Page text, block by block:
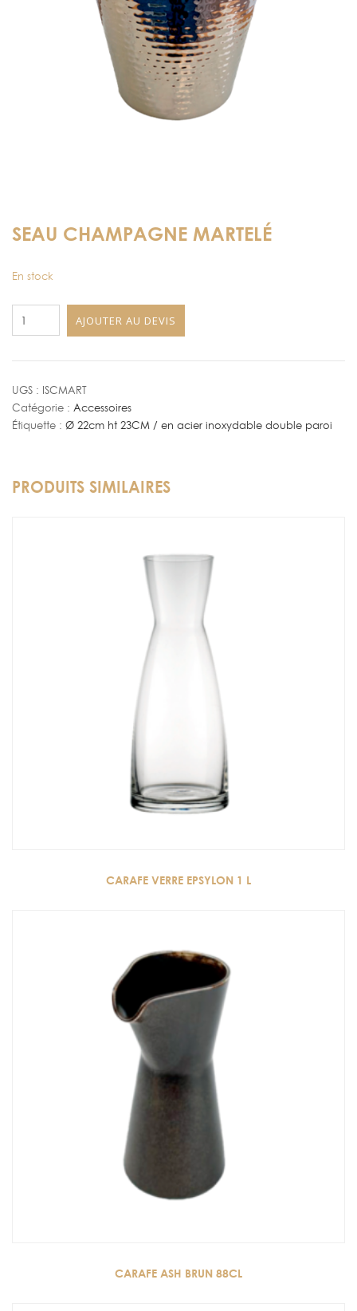
SEAU CHAMPAGNE MARTELÉ
En stock
de
Martelé
AJOUTER AU DEVIS
UGS : ISCMART
Catégorie : Accessoires
Étiquette : Ø 22cm ht 23CM / en acier inoxydable double paroi
PRODUITS SIMILAIRES
CARAFE VERRE EPSYLON 1 L
CARAFE ASH BRUN 88CL